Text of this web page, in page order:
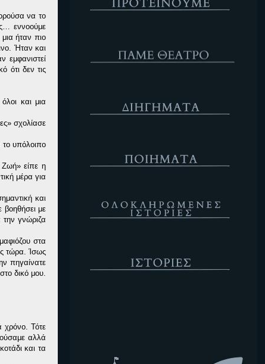
να το
εννοούμε
ήταν πιο
Ήταν και
εμφανιστεί
ότι δεν τις
και μια
σχολίασε
το υπόλοιπο
Ζωή» είπε η
μέρα για
και
με
γνώριζα
στα
τώρα. Ίσως
πηγαίνατε
δικό μου.
χρόνο. Τότε
αλλά
και τα